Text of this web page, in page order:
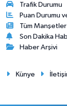
Trafik Durumu
Puan Durumu
Tüm Manşetler
Son Dakika
Haber Arşivi
Künye